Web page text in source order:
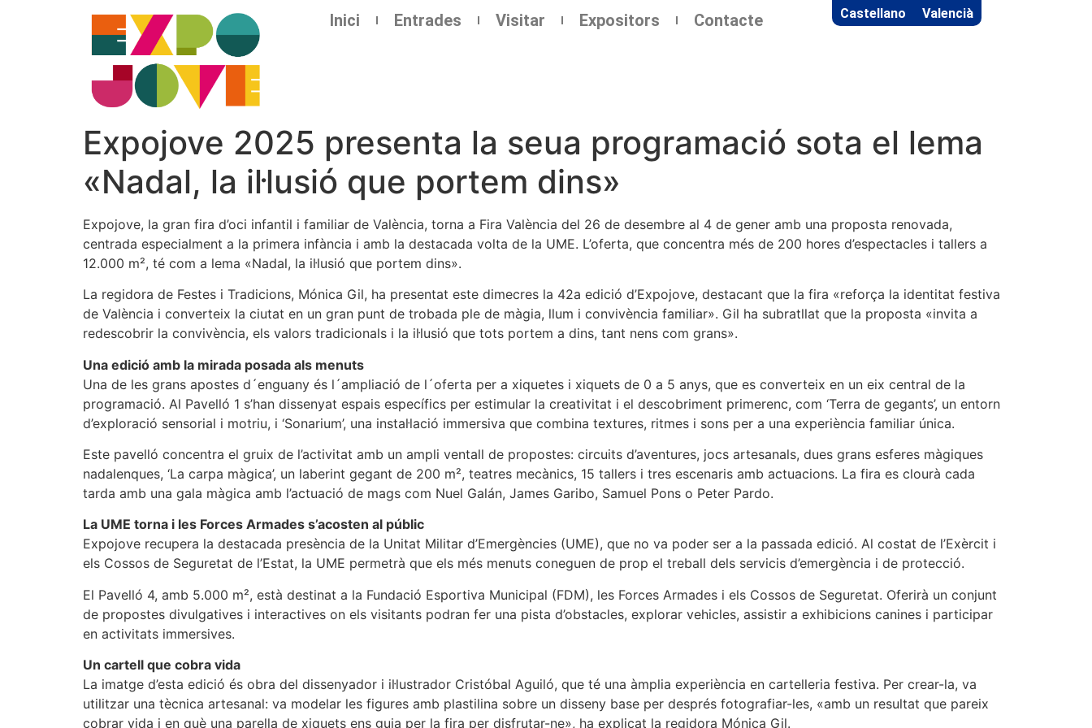
Inici Entrades Visitar Expositors Contacte Castellano Valencià
Expojove 2025 presenta la seua programació sota el lema
«Nadal, la il·lusió que portem dins»
Expojove, la gran fira d’oci infantil i familiar de València, torna a Fira València del 26 de desembre al 4 de gener amb una proposta renovada,
centrada especialment a la primera infància i amb la destacada volta de la UME. L’oferta, que concentra més de 200 hores d’espectacles i tallers a
12.000 m², té com a lema «Nadal, la il·lusió que portem dins».
La regidora de Festes i Tradicions, Mónica Gil, ha presentat este dimecres la 42a edició d’Expojove, destacant que la fira «reforça la identitat festiva
de València i converteix la ciutat en un gran punt de trobada ple de màgia, llum i convivència familiar». Gil ha subratllat que la proposta «invita a
redescobrir la convivència, els valors tradicionals i la il·lusió que tots portem a dins, tant nens com grans».
Una edició amb la mirada posada als menuts
Una de les grans apostes d´enguany és l´ampliació de l´oferta per a xiquetes i xiquets de 0 a 5 anys, que es converteix en un eix central de la
programació. Al Pavelló 1 s’han dissenyat espais específics per estimular la creativitat i el descobriment primerenc, com ‘Terra de gegants’, un entorn
d’exploració sensorial i motriu, i ‘Sonarium’, una instal·lació immersiva que combina textures, ritmes i sons per a una experiència familiar única.
Este pavelló concentra el gruix de l’activitat amb un ampli ventall de propostes: circuits d’aventures, jocs artesanals, dues grans esferes màgiques
nadalenques, ‘La carpa màgica’, un laberint gegant de 200 m², teatres mecànics, 15 tallers i tres escenaris amb actuacions. La fira es clourà cada
tarda amb una gala màgica amb l’actuació de mags com Nuel Galán, James Garibo, Samuel Pons o Peter Pardo.
La UME torna i les Forces Armades s’acosten al públic
Expojove recupera la destacada presència de la Unitat Militar d’Emergències (UME), que no va poder ser a la passada edició. Al costat de l’Exèrcit i
els Cossos de Seguretat de l’Estat, la UME permetrà que els més menuts coneguen de prop el treball dels servicis d’emergència i de protecció.
El Pavelló 4, amb 5.000 m², està destinat a la Fundació Esportiva Municipal (FDM), les Forces Armades i els Cossos de Seguretat. Oferirà un conjunt
de propostes divulgatives i interactives on els visitants podran fer una pista d’obstacles, explorar vehicles, assistir a exhibicions canines i participar
en activitats immersives.
Un cartell que cobra vida
La imatge d’esta edició és obra del dissenyador i il·lustrador Cristóbal Aguiló, que té una àmplia experiència en cartelleria festiva. Per crear-la, va
utilitzar una tècnica artesanal: va modelar les figures amb plastilina sobre un disseny base per després fotografiar-les, «amb un resultat que pareix
cobrar vida i en què una parella de xiquets ens guia per la fira per disfrutar-ne», ha explicat la regidora Mónica Gil.